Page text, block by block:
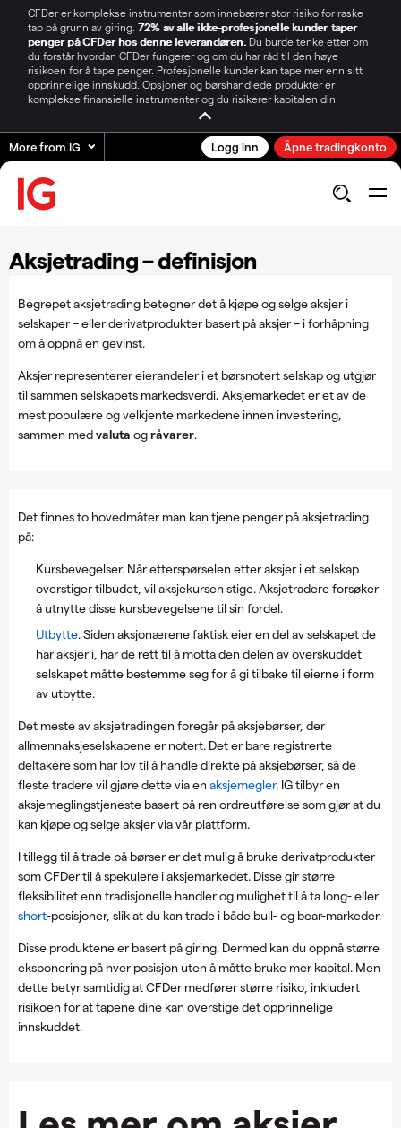
CFDer er komplekse instrumenter som innebærer stor risiko for raske
tap på grunn av giring. 72% av alle ikke-profesjonelle kunder taper
penger på CFDer hos denne leverandøren.Du burde tenke etter om
du forstår hvordan CFDer fungerer og om du har råd til den høye
risikoen for å tape penger. Profesjonelle kunder kan tape mer enn sitt
opprinnelige innskudd. Opsjoner og børshandlede produkter er
komplekse finansielle instrumenter og du risikerer kapitalen din.
More from IG Logg inn Åpne tradingkonto
Aksjetrading – definisjon
Begrepet aksjetrading betegner det å kjøpe og selge aksjer i
selskaper – eller derivatprodukter basert på aksjer – i forhåpning
om å oppnå en gevinst.
Aksjer representerer eierandeler i et børsnotert selskap og utgjør
til sammen selskapets markedsverdi. Aksjemarkedet er et av de
mest populære og velkjente markedene innen investering,
sammen medvaluta ogråvarer.
Det finnes to hovedmåter man kan tjene penger på aksjetrading
på:
Kursbevegelser. Når etterspørselen etter aksjer i et selskap
overstiger tilbudet, vil aksjekursen stige. Aksjetradere forsøker
å utnytte disse kursbevegelsene til sin fordel.
Utbytte. Siden aksjonærene faktisk eier en del av selskapet de
har aksjer i, har de rett til å motta den delen av overskuddet
selskapet måtte bestemme seg for å gi tilbake til eierne i form
av utbytte.
Det meste av aksjetradingen foregår på aksjebørser, der
allmennaksjeselskapene er notert. Det er bare registrerte
deltakere som har lov til å handle direkte på aksjebørser, så de
fleste tradere vil gjøre dette via en aksjemegler. IG tilbyr en
aksjemeglingstjeneste basert på ren ordreutførelse som gjør at du
kan kjøpe og selge aksjer via vår plattform.
I tillegg til å trade på børser er det mulig å bruke derivatprodukter
som CFDer til å spekulere i aksjemarkedet. Disse gir større
fleksibilitet enn tradisjonelle handler og mulighet til å ta long- eller
short-posisjoner, slik at du kan trade i både bull- og bear-markeder.
Disse produktene er basert på giring. Dermed kan du oppnå større
eksponering på hver posisjon uten å måtte bruke mer kapital. Men
dette betyr samtidig at CFDer medfører større risiko, inkludert
risikoen for at tapene dine kan overstige det opprinnelige
innskuddet.